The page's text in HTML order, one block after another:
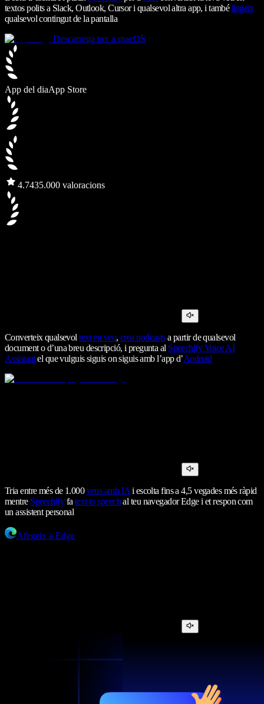
textos polits a Slack, Outlook, Cursor i qualsevol altra app, i tambéllegeix
qualsevol contingut de la pantalla
Descarrega per a macOS
App del diaApp Store
4.7435.000 valoracions
Converteix qualsevoltext en veu, crea podcastsa partir de qualsevol
document o d’una breu descripció, i pregunta al Speechify Voice AI
Assistantel que vulguis siguis on siguis amb l’app d’Android
Tria entre més de 1.000veus amb IA i escolta fins a 4,5 vegades més ràpid
mentre Speechifyfa text to speechal teu navegador Edge i et respon com
un assistent personal
Afegeix a Edge